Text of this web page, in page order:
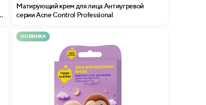
Матирующий крем для лица Антиугревой
серии Acne Control Professional
НОВИНКА